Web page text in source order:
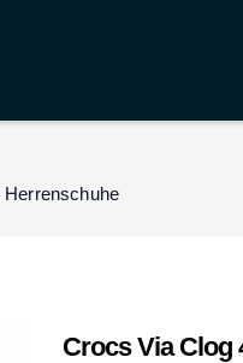
Herrenschuhe
Crocs Via Clog